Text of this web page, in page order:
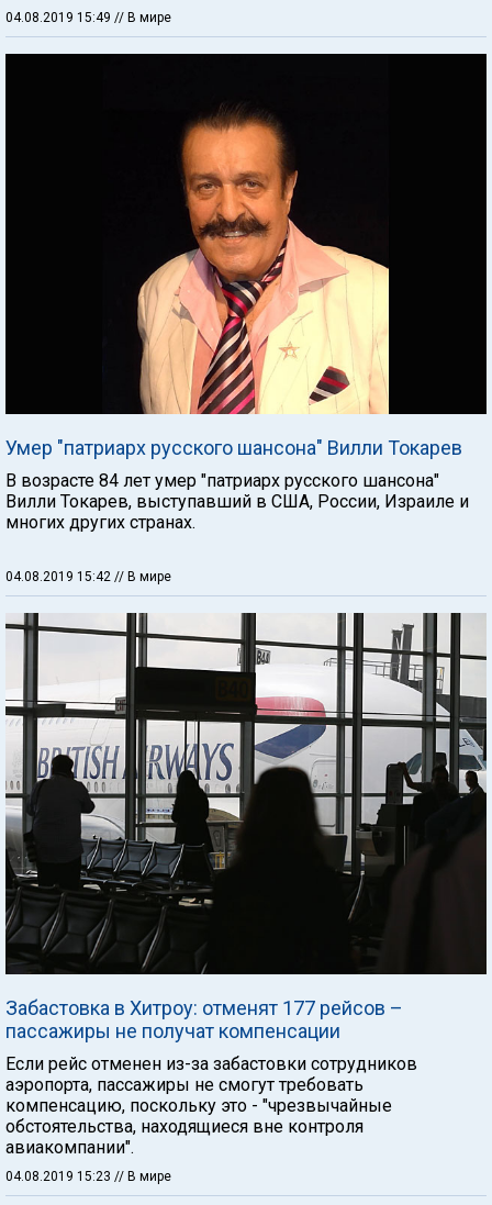
04.08.2019 15:49 // В мире
Умер "патриарх русского шансона" Вилли Токарев
В возрасте 84 лет умер "патриарх русского шансона"
Вилли Токарев, выступавший в США, России, Израиле и
многих других странах.
04.08.2019 15:42 // В мире
Забастовка в Хитроу: отменят 177 рейсов –
пассажиры не получат компенсации
Если рейс отменен из-за забастовки сотрудников
аэропорта, пассажиры не смогут требовать
компенсацию, поскольку это - "чрезвычайные
обстоятельства, находящиеся вне контроля
авиакомпании".
04.08.2019 15:23 // В мире